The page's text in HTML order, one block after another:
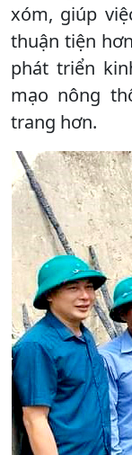
xóm, giúp
thuận tiện
phát triển
mạo nông
trang hơn.